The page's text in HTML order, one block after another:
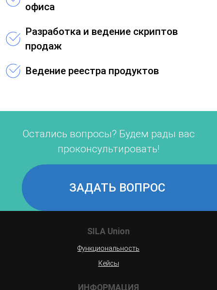
офиса
Разработка и ведение скриптов
продаж
Ведение реестра продуктов
Остались вопросы? Будем рады вас
проконсультировать!
ЗАДАТЬ ВОПРОС
SILA Union
Функциональность
Кейсы
ИНФОРМАЦИЯ